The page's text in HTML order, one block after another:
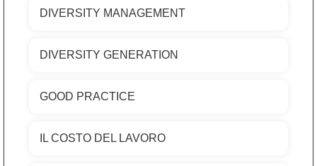
DIVERSITY MANAGEMENT
DIVERSITY GENERATION
GOOD PRACTICE
IL COSTO DEL LAVORO